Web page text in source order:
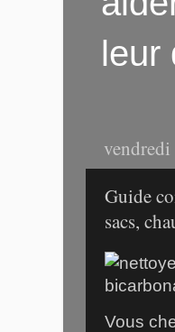
leur
Guide
sacs,
Vous